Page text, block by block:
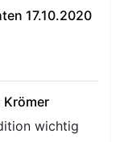
17.10.2020
Krömer
wichtig